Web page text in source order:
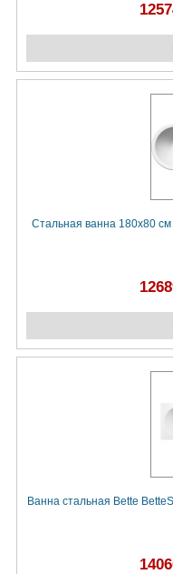
Стальная ванна 180х80
Ванна стальная Bette